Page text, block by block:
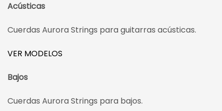
Acústicas
Cuerdas Aurora Strings para guitarras acústicas.
VER MODELOS
Bajos
Cuerdas Aurora Strings para bajos.